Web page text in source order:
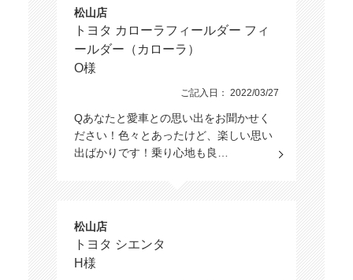
松山店
トヨタ カローラフィールダー フィ
ールダー（カローラ）
O様
ご記入日： 2022/03/27
Qあなたと愛車との思い出をお聞かせく
ださい！色々とあったけど、楽しい思い
出ばかりです！乗り心地も良…
松山店
トヨタ シエンタ
H様